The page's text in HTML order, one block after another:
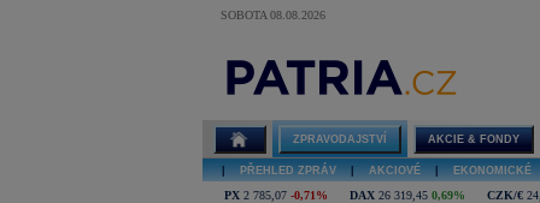
SOBOTA 08.08.2026
ZPRAVODAJSTVÍ AKCIE & FONDY
PŘEHLED ZPRÁV AKCIOVÉ EKONOMICKÉ
PX 2 785,07 -0,71% DAX 26 319,45 0,69% CZK/€